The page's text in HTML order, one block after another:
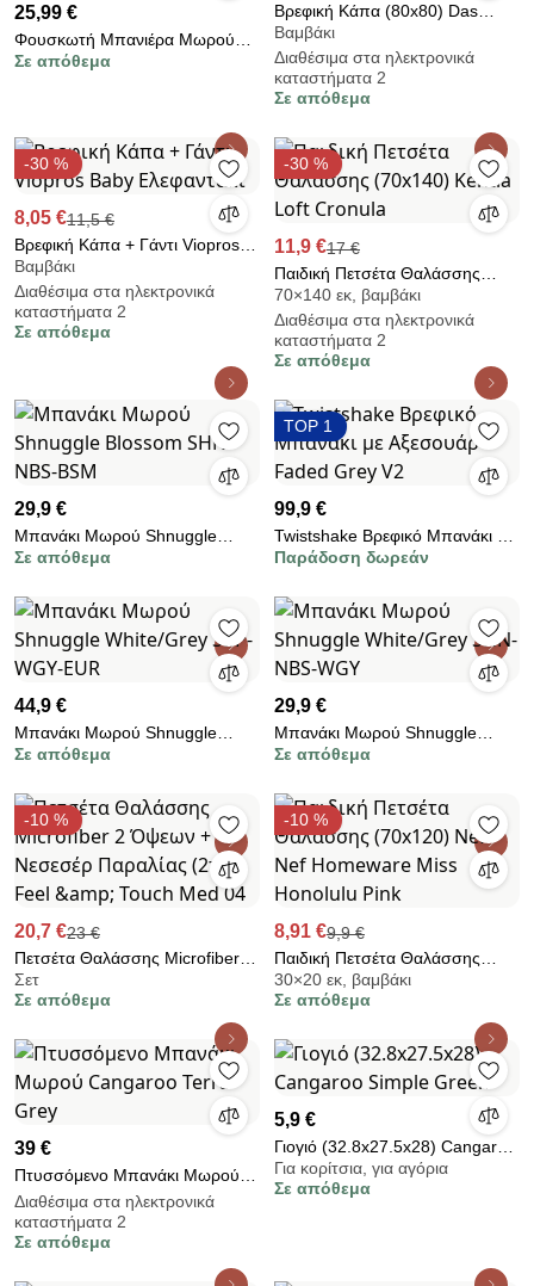
25,99 €
Φουσκωτή Μπανιέρα Μωρού
Munchkin Duck Bath
Σε απόθεμα
Βρεφική Κάπα (80x80) Das
Home Bath Line 4885
Βαμβάκι
Διαθέσιμα στα ηλεκτρονικά
καταστήματα 2
Σε απόθεμα
-30 %
8,05 €11,5 €
Βρεφική Κάπα + Γάντι Viopros
Baby Ελεφαντάκι
Βαμβάκι
Διαθέσιμα στα ηλεκτρονικά
καταστήματα 2
Σε απόθεμα
-30 %
11,9 €17 €
Παιδική Πετσέτα Θαλάσσης
(70x140) Kentia Loft Cronula
70×140 εκ, βαμβάκι
Διαθέσιμα στα ηλεκτρονικά
καταστήματα 2
Σε απόθεμα
29,9 €
Μπανάκι Μωρού Shnuggle
Blossom SHN-NBS-BSM
Σε απόθεμα
TOP 1
99,9 €
Twistshake Βρεφικό Μπανάκι με
Αξεσουάρ Faded Grey V2
Παράδοση δωρεάν
44,9 €
Μπανάκι Μωρού Shnuggle
White/Grey SBP-WGY-EUR
Σε απόθεμα
29,9 €
Μπανάκι Μωρού Shnuggle
White/Grey SHN-NBS-WGY
Σε απόθεμα
-10 %
20,7 €23 €
Πετσέτα Θαλάσσης Microfiber 2
Όψεων + Νεσεσέρ Παραλίας
(2τμχ) Feel &amp; Touch Med
Σετ
Σε απόθεμα
-10 %
8,91 €9,9 €
Παιδική Πετσέτα Θαλάσσης
(70x120) Nef-Nef Homeware
Miss Honolulu Pink
30×20 εκ, βαμβάκι
Σε απόθεμα
39 €
Πτυσσόμενο Μπανάκι Μωρού
Cangaroo Terra Grey
Διαθέσιμα στα ηλεκτρονικά
καταστήματα 2
Σε απόθεμα
5,9 €
Γιογιό (32.8x27.5x28) Cangaroo
Simple Green
Για κορίτσια, για αγόρια
Σε απόθεμα